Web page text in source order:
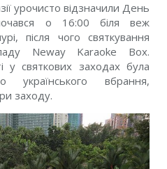
урочисто відзначили День
о 16:00 біля веж
після чого святкування
Neway Karaoke Box.
у святкових заходах була
українського вбрання,
заходу.